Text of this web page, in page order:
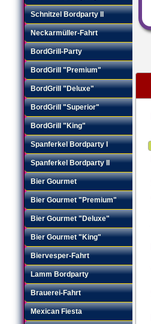
Schnitzel Bordparty II
Neckarmüller-Fahrt
BordGrill-Party
BordGrill "Premium"
BordGrill "Deluxe"
BordGrill "Superior"
BordGrill "King"
Spanferkel Bordparty I
Spanferkel Bordparty II
Bier Gourmet
Bier Gourmet "Premium"
Bier Gourmet "Deluxe"
Bier Gourmet "King"
Biervesper-Fahrt
Lamm Bordparty
Brauerei-Fahrt
Mexican Fiesta